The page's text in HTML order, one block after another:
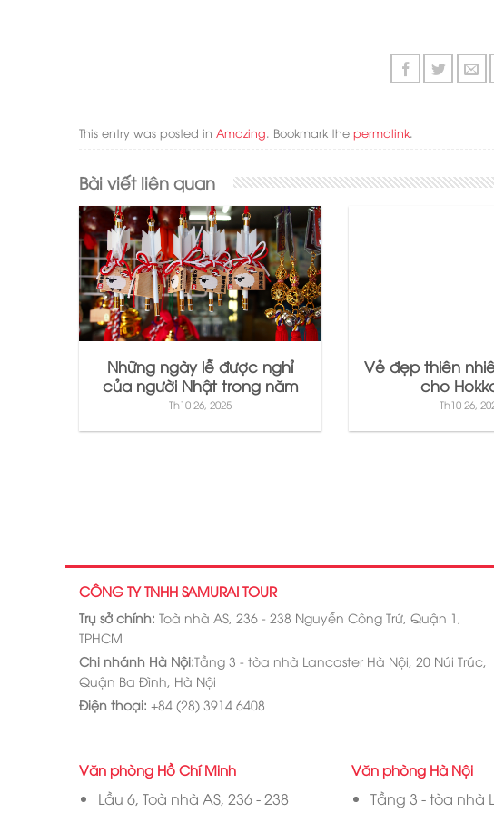
This entry was posted in Amazing. Bookmark the permalink.
Bài viết liên quan
Những ngày lễ được nghỉ
của người Nhật trong năm
Th10 26, 2025
Vẻ đẹp thiên
cho
Th10 26,
CÔNG TY TNHH SAMURAI TOUR
Trụ sở chính: Toà nhà AS, 236 - 238 Nguyễn Công Trứ, Quận 1,
TPHCM
Chi nhánh Hà Nội:Tầng 3 - tòa nhà Lancaster Hà Nội, 20 Núi Trúc,
Quận Ba Đình, Hà Nội
Điện thoại: +84 (28) 3914 6408
Văn phòng Hồ Chí Minh
Lầu 6, Toà nhà AS, 236 - 238
Văn phòng Hà Nội
Tầng 3 - tòa nhà